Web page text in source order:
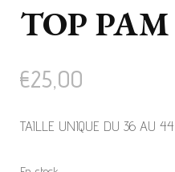
TOP PAM
€25,00
TAILLE UNIQUE DU 36 AU 44